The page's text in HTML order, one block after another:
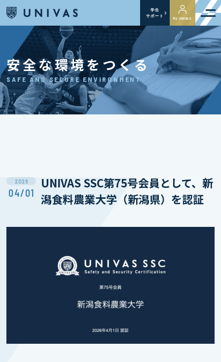
学生
サポート
My UNIVAS
安全な環境をつくる
SAFE AND SECURE ENVIRONMENT
2026
04/01
UNIVAS SSC第75号会員として、新
潟食料農業大学（新潟県）を認証